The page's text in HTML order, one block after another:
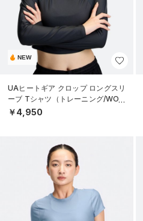
NEW
UAヒートギア クロップ ロングスリ
ーブ Tシャツ（トレーニング/WOM
EN）
￥4,950